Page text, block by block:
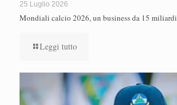
25 Luglio 2026
Mondiali calcio 2026, un business da 15 miliardi
Leggi tutto